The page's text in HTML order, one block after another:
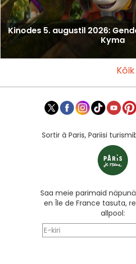
Kinodes 5. augustil 2026:
Kyma
Sortir à Paris, Pariisi
Saa meie parimaid
en Île de France tasuta,
allpool: